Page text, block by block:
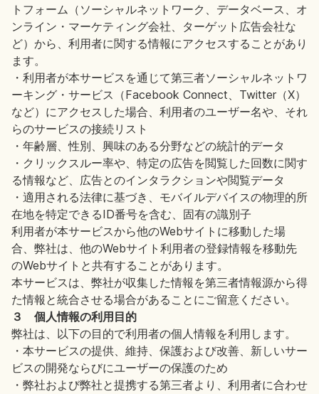
トフォーム（ソーシャルネットワーク、データベース、オ
ンライン・マーケティング会社、ターゲット広告会社な
ど）から、利用者に関する情報にアクセスすることがあり
ます。
・利用者が本サービスを通じて第三者ソーシャルネットワ
ーキング・サービス（Facebook Connect、Twitter（X）
など）にアクセスした場合、利用者のユーザー名や、それ
らのサービスの接続リスト
・年齢層、性別、興味のある分野などの統計的データ
・クリックスルー率や、特定の広告を閲覧した回数に関す
る情報など、広告とのインタラクションや閲覧データ
・適用される法律に基づき、モバイルデバイスの物理的所
在地を特定できるID番号を含む、固有の識別子
利用者が本サービスから他のWebサイトに移動した場
合、弊社は、他のWebサイト利用者の登録情報を移動先
のWebサイトと共有することがあります。
本サービスは、弊社が収集した情報を第三者情報源から得
た情報と統合させる場合があることにご留意ください。
３ 個人情報の利用目的
弊社は、以下の目的で利用者の個人情報を利用します。
・本サービスの提供、維持、保護および改善、新しいサー
ビスの開発ならびにユーザーの保護のため
・弊社および弊社と提携する第三者より、利用者に合わせ